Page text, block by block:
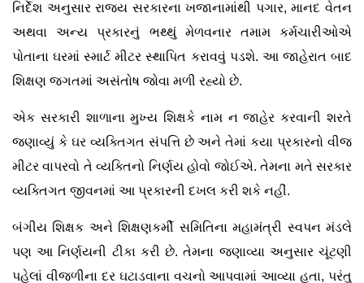
નિર્દેશ અનુસાર રાજ્ય સરકારના ખજાનામાંથી પગાર, માનદ વેતન
અથવા અન્ય પ્રકારનું ભથ્થું મેળવનાર તમામ કર્મચારીઓએ
પોતાના ઘરમાં સ્માર્ટ મીટર સ્થાપિત કરાવવું પડશે. આ જાહેરાત બાદ
શિક્ષણ જગતમાં અસંતોષ જોવા મળી રહ્યો છે.
એક સરકારી શાળાના મુખ્ય શિક્ષકે નામ ન જાહેર કરવાની શરતે
જણાવ્યું કે ઘર વ્યક્તિગત સંપત્તિ છે અને તેમાં કયા પ્રકારનો વીજ
મીટર વાપરવો તે વ્યક્તિનો નિર્ણય હોવો જોઈએ. તેમના મતે સરકાર
વ્યક્તિગત જીવનમાં આ પ્રકારની દખલ કરી શકે નહીં.
બંગીય શિક્ષક અને શિક્ષણકર્મી સમિતિના મહામંત્રી સ્વપન મંડલે
પણ આ નિર્ણયની ટીકા કરી છે. તેમના જણાવ્યા અનુસાર ચૂંટણી
પહેલાં વીજળીના દર ઘટાડવાના વચનો આપવામાં આવ્યા હતા, પરંતુ